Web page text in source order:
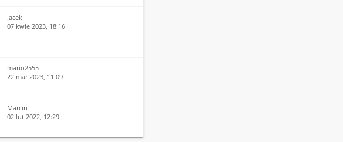
Jacek
07 kwie 2023, 18:16
mario2555
22 mar 2023, 11:09
Marcin
02 lut 2022, 12:29